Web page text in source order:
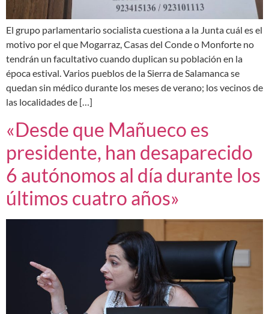
El grupo parlamentario socialista cuestiona a la Junta cuál es el
motivo por el que Mogarraz, Casas del Conde o Monforte no
tendrán un facultativo cuando duplican su población en la
época estival. Varios pueblos de la Sierra de Salamanca se
quedan sin médico durante los meses de verano; los vecinos de
las localidades de […]
«Desde que Mañueco es
presidente, han desaparecido
6 autónomos al día durante los
últimos cuatro años»